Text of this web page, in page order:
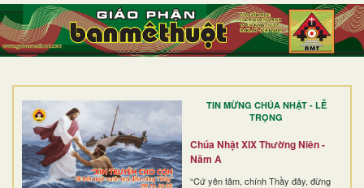
TIN MỪNG CHÚA NHẬT - LỄ
TRỌNG
Chúa Nhật XIX Thường Niên -
Năm A
“Cứ yên tâm, chính Thầy đây, đừng
TRANG NHẤT
GIỚI THIỆU
DÒNG TU
BAN MỤC VỤ
ĐOÀN THỂ CG